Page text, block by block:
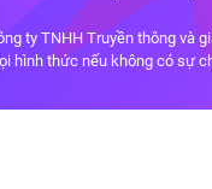
ty TNHH Truyền thông và
hình thức nếu không có sự